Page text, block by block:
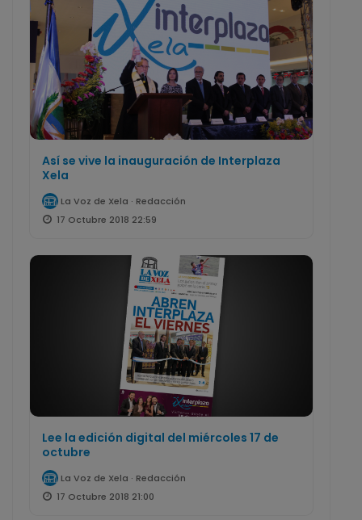
Así se vive la inauguración de Interplaza
Xela
La Voz de Xela · Redacción
17 Octubre 2018 22:59
Lee la edición digital del miércoles 17 de
octubre
La Voz de Xela · Redacción
17 Octubre 2018 21:00